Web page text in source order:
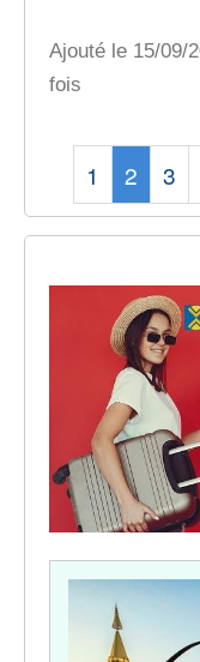
Ajouté le 15/09/
fois
1 2 3